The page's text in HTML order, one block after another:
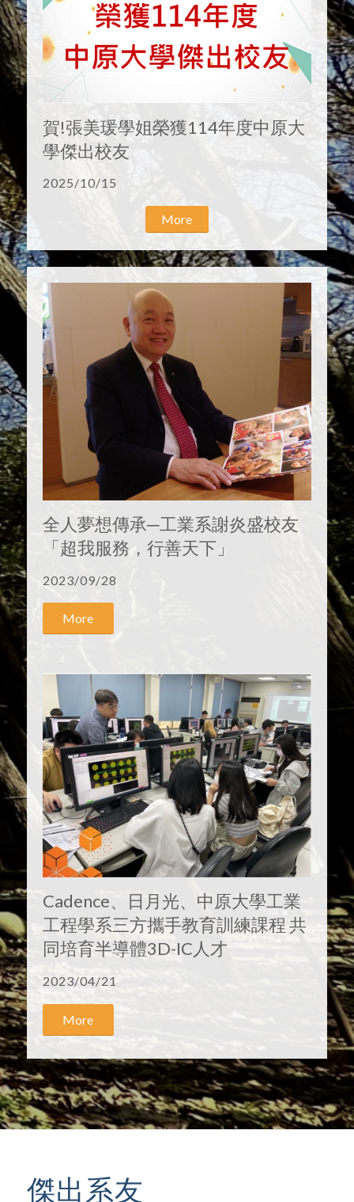
賀!張美瑗學姐榮獲114年度中原大
學傑出校友
2025/10/15
More
全人夢想傳承─工業系謝炎盛校友
「超我服務，行善天下」
2023/09/28
More
Cadence、日月光、中原大學工業
工程學系三方攜手教育訓練課程 共
同培育半導體3D-IC人才
2023/04/21
More
傑出系友